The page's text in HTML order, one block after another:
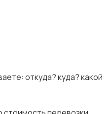
откуда? куда? какой